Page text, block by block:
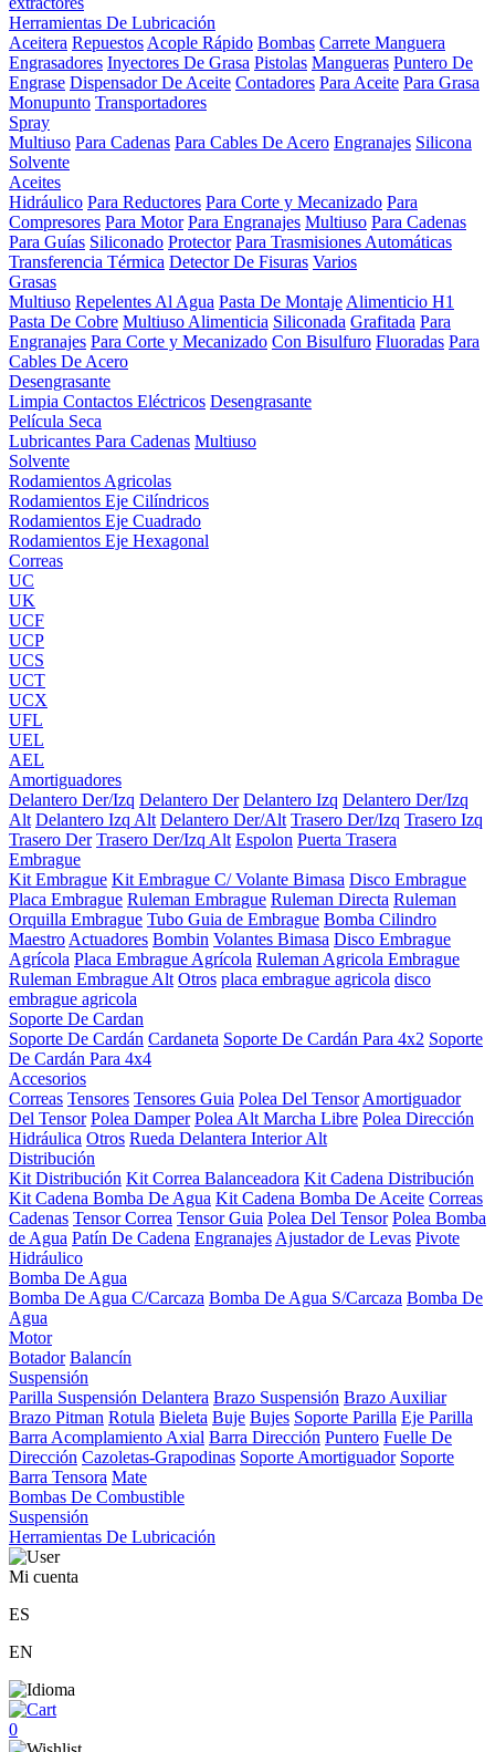
Herramientas De Lubricación
Aceitera Repuestos Acople Rápido Bombas Carrete Manguera
Engrasadores Inyectores De Grasa Pistolas Mangueras Puntero De
Engrase Dispensador De Aceite Contadores Para Aceite Para Grasa
Monupunto Transportadores
Spray
Multiuso Para Cadenas Para Cables De Acero Engranajes Silicona
Solvente
Aceites
Hidráulico Para Reductores Para Corte y Mecanizado Para
Compresores Para Motor Para Engranajes Multiuso Para Cadenas
Para Guías Siliconado Protector Para Trasmisiones Automáticas
Transferencia Térmica Detector De Fisuras Varios
Grasas
Multiuso Repelentes Al Agua Pasta De Montaje Alimenticio H1
Pasta De Cobre Multiuso Alimenticia Siliconada Grafitada Para
Engranajes Para Corte y Mecanizado Con Bisulfuro Fluoradas Para
Cables De Acero
Desengrasante
Limpia Contactos Eléctricos Desengrasante
Película Seca
Lubricantes Para Cadenas Multiuso
Solvente
Rodamientos Agricolas
Rodamientos Eje Cilíndricos
Rodamientos Eje Cuadrado
Rodamientos Eje Hexagonal
Correas
UC
UK
UCF
UCP
UCS
UCT
UCX
UFL
UEL
AEL
Amortiguadores
Delantero Der/Izq Delantero Der Delantero Izq Delantero Der/Izq
Alt Delantero Izq Alt Delantero Der/Alt Trasero Der/Izq Trasero Izq
Trasero Der Trasero Der/Izq Alt Espolon Puerta Trasera
Embrague
Kit Embrague Kit Embrague C/ Volante Bimasa Disco Embrague
Placa Embrague Ruleman Embrague Ruleman Directa Ruleman
Orquilla Embrague Tubo Guia de Embrague Bomba Cilindro
Maestro Actuadores Bombin Volantes Bimasa Disco Embrague
Agrícola Placa Embrague Agrícola Ruleman Agricola Embrague
Ruleman Embrague Alt Otros placa embrague agricola disco
embrague agricola
Soporte De Cardan
Soporte De Cardán Cardaneta Soporte De Cardán Para 4x2 Soporte
De Cardán Para 4x4
Accesorios
Correas Tensores Tensores Guia Polea Del Tensor Amortiguador
Del Tensor Polea Damper Polea Alt Marcha Libre Polea Dirección
Hidráulica Otros Rueda Delantera Interior Alt
Distribución
Kit Distribución Kit Correa Balanceadora Kit Cadena Distribución
Kit Cadena Bomba De Agua Kit Cadena Bomba De Aceite Correas
Cadenas Tensor Correa Tensor Guia Polea Del Tensor Polea Bomba
de Agua Patín De Cadena Engranajes Ajustador de Levas Pivote
Hidráulico
Bomba De Agua
Bomba De Agua C/Carcaza Bomba De Agua S/Carcaza Bomba De
Agua
Motor
Botador Balancín
Suspensión
Parilla Suspensión Delantera Brazo Suspensión Brazo Auxiliar
Brazo Pitman Rotula Bieleta Buje Bujes Soporte Parilla Eje Parilla
Barra Acomplamiento Axial Barra Dirección Puntero Fuelle De
Dirección Cazoletas-Grapodinas Soporte Amortiguador Soporte
Barra Tensora Mate
Bombas De Combustible
Suspensión
Herramientas De Lubricación
Mi cuenta
ES
EN
0